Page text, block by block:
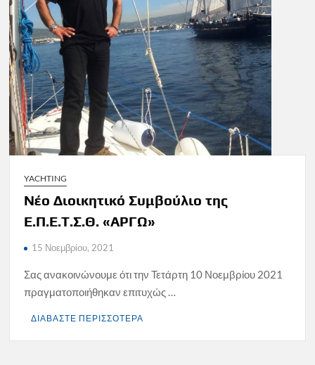
YACHTING
Νέο Διοικητικό Συμβούλιο της
Ε.Π.Ε.Τ.Σ.Θ. «ΑΡΓΩ»
15 Νοεμβρίου, 2021
Σας ανακοινώνουμε ότι την Τετάρτη 10 Νοεμβρίου 2021
πραγματοποιήθηκαν επιτυχώς …
ΔΙΑΒΑΣΤΕ ΠΕΡΙΣΣΟΤΕΡΑ